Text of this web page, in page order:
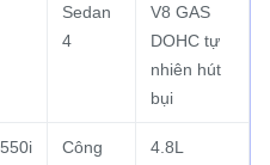
Sedan
4
V8 GAS
DOHC tự
nhiên hút
bụi
550i
Công
4.8L